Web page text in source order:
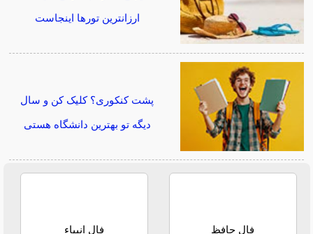
ارزانترین تورها اینجاست
پشت کنکوری؟ کلیک کن و سال
دیگه تو بهترین دانشگاه هستی
فال حافظ فال انبیاء